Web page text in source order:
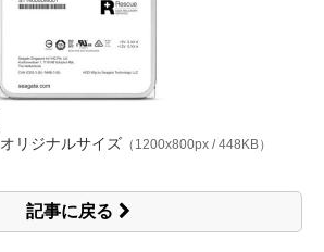
オリジナルサイズ （1200x800px / 448KB）
記事に戻る